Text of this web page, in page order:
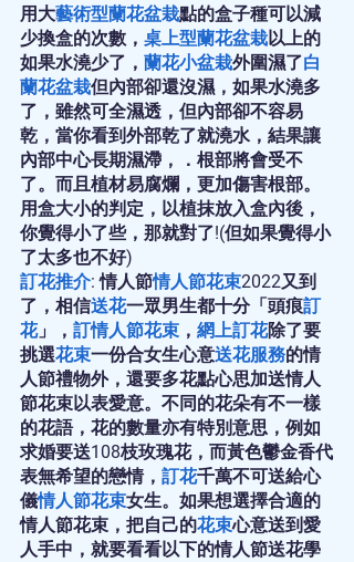
用大藝術型蘭花盆栽點的盒子種可以減
少換盒的次數， 桌上型蘭花盆栽以上的
如果水澆少了， 蘭花小盆栽外圍濕了白
蘭花盆栽但內部卻還沒濕，如果水澆多
了，雖然可全濕透，但內部卻不容易
乾，當你看到外部乾了就澆水，結果讓
內部中心長期濕滯，．根部將會受不
了。而且植材易腐爛，更加傷害根部。
用盒大小的判定，以植抹放入盒內後，
你覺得小了些，那就對了!(但如果覺得小
了太多也不好)
訂花推介: 情人節情人節花束2022又到
了，相信送花一眾男生都十分「頭痕訂
花」， 訂情人節花束 ， 網上訂花除了要
挑選花束一份合女生心意送花服務的情
人節禮物外，還要多花點心思加送情人
節花束以表愛意。不同的花朵有不一樣
的花語，花的數量亦有特別意思，例如
求婚要送108枝玫瑰花，而黃色鬱金香代
表無希望的戀情， 訂花千萬不可送給心
儀情人節花束女生。如果想選擇合適的
情人節花束，把自己的花束心意送到愛
人手中，就要看看以下的情人節送花學